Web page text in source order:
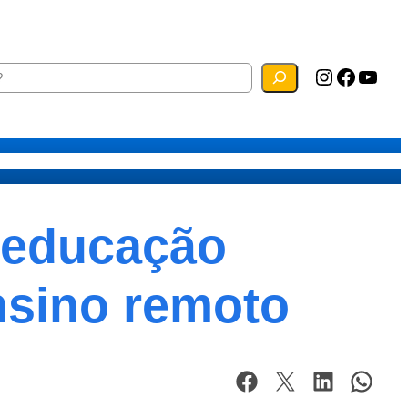
Instagram Facebook YouTube
remoto